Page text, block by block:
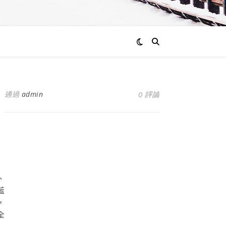
通過 admin 0 評論